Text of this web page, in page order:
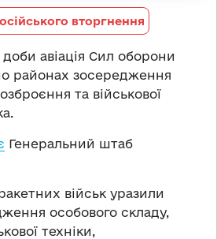
вторгнення
авіація Сил оборони
районах зосередження
та військової
Генеральний штаб
військ уразили
особового складу,
техніки,